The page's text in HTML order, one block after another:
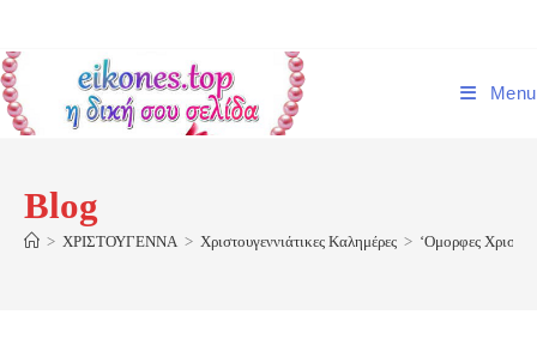
content
Menu
Blog
> ΧΡΙΣΤΟΥΓΕΝΝΑ > Χριστουγεννιάτικες Καλημέρες > ‘Ομορφες